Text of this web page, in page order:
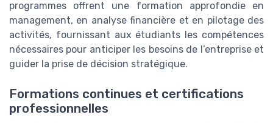
programmes offrent une formation approfondie en
management, en analyse financière et en pilotage des
activités, fournissant aux étudiants les compétences
nécessaires pour anticiper les besoins de l’entreprise et
guider la prise de décision stratégique.
Formations continues et certifications
professionnelles